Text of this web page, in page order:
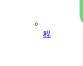
程